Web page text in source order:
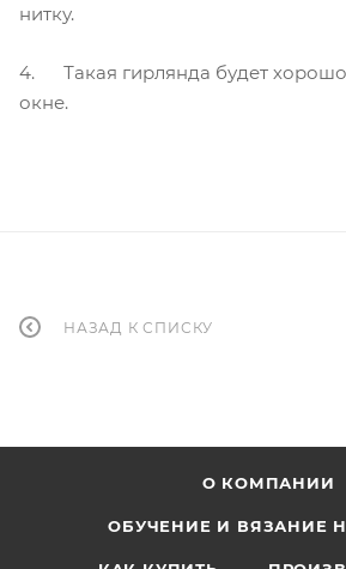
нитку.
4. Такая гирлянда будет хорошо
окне.
НАЗАД К СПИСКУ
О КОМПАНИИ
ОБУЧЕНИЕ И ВЯЗАНИЕ